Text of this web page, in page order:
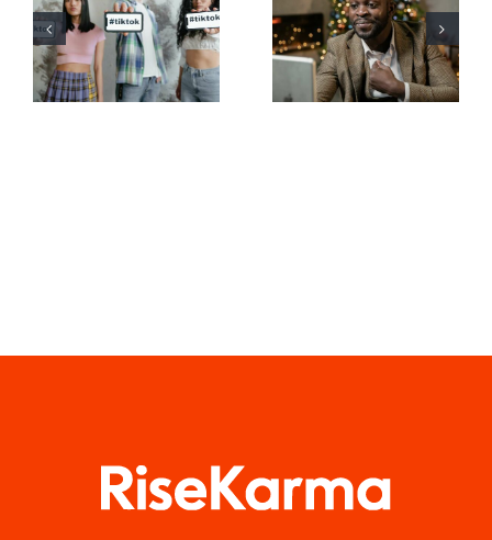
video-
redigeringsapps
til at skabe
TikTok
skjuler du
følgere på
LinkedIn for
at bevare